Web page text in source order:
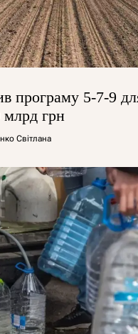
програму 5-7-9
млрд грн
Світлана